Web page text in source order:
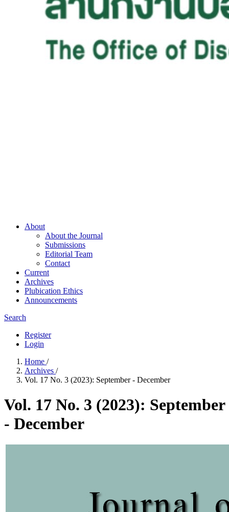
About
About the Journal
Submissions
Editorial Team
Contact
Current
Archives
Plubication Ethics
Announcements
Search
Register
Login
Home /
Archives /
Vol. 17 No. 3 (2023): September - December
Vol. 17 No. 3 (2023): September
- December